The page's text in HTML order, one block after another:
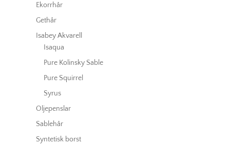
Ekorrhår
Gethår
Isabey Akvarell
Isaqua
Pure Kolinsky Sable
Pure Squirrel
Syrus
Oljepenslar
Sablehår
Syntetisk borst